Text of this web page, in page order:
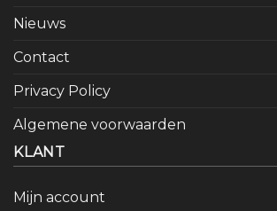
Nieuws
Contact
Privacy Policy
Algemene voorwaarden
KLANT
Mijn account